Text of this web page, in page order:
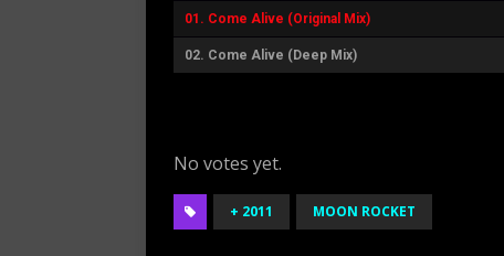
01. Come Alive (Original Mix)
02. Come Alive (Deep Mix)
No votes yet.
+ 2011 MOON ROCKET